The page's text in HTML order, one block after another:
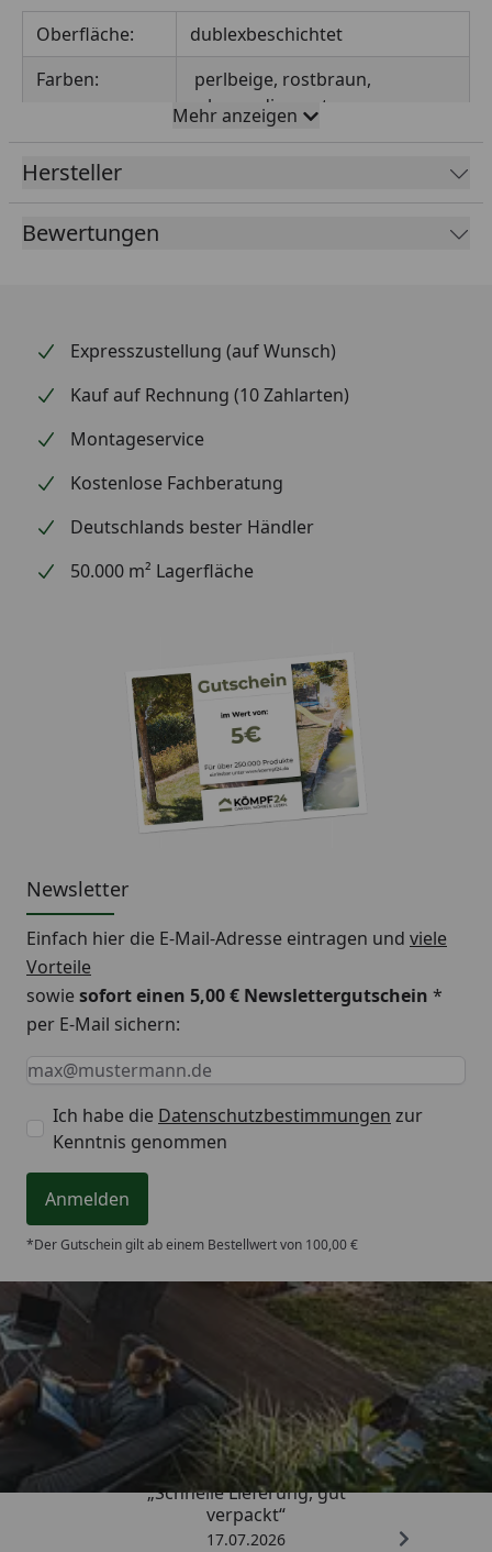
Oberfläche:
dublexbeschichtet
Farben:
perlbeige, rostbraun,
schwarzdiamant
Höhe:
105mm
Tiefe:
Anzahl
Löcher2:
4
Löcher1-⌀:
Löcher2-⌀:
13mm
Materialstärke:
3 mm
Mehr anzeigen
Hersteller
Bewertungen
Expresszustellung (auf Wunsch)
Kauf auf Rechnung (10 Zahlarten)
Montageservice
Kostenlose Fachberatung
Deutschlands bester Händler
50.000 m² Lagerfläche
Newsletter
Einfach hier die E-Mail-Adresse eintragen und viele
Vorteile
sowiesofort einen 5,00 € Newslettergutschein *
per E-Mail sichern:
Keine Eingabe erforderlich
Eingabe erforderlich
E-Mail *
Ich habe die Datenschutzbestimmungen zur
Kenntnis genommen
Anmelden
*Der Gutschein gilt ab einem Bestellwert von 100,00 €
Trusted Shops
4,64/ 5
„Schnelle Lieferung, gut
verpackt“
17.07.2026